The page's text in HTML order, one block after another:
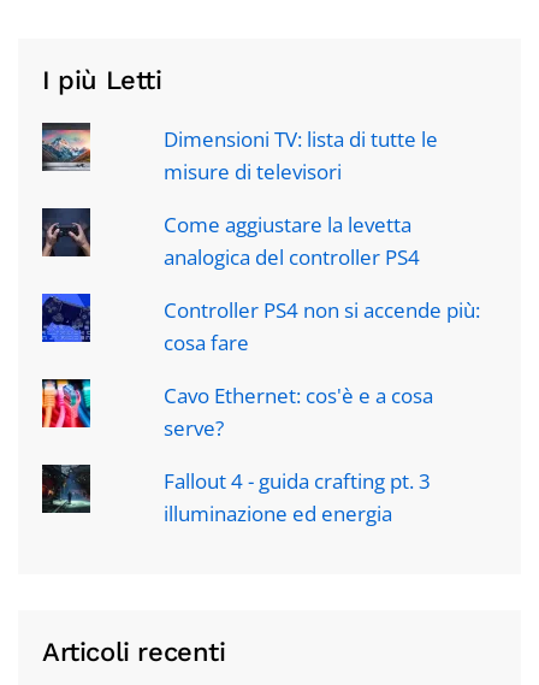
I più Letti
Dimensioni TV: lista di tutte le
misure di televisori
Come aggiustare la levetta
analogica del controller PS4
Controller PS4 non si accende più:
cosa fare
Cavo Ethernet: cos'è e a cosa
serve?
Fallout 4 - guida crafting pt. 3
illuminazione ed energia
Articoli recenti